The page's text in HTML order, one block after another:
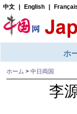
ホーム > 中日両国
李